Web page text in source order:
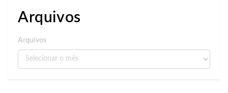
Arquivos
Arquivos